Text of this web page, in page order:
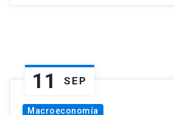
11 SEP
Macroeconomía